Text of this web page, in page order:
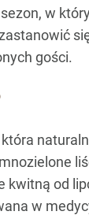
w
gości.
od
w